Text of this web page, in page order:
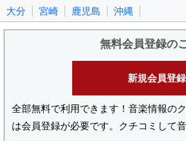
大分
宮崎 鹿児島 沖縄
無料会員登録の
新規会員登録
全部無料で利用できます！音楽情報の
は会員登録が必要です。クチコミして